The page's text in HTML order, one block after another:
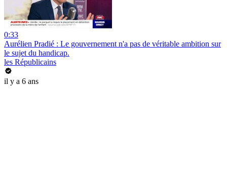
0:33
Aurélien Pradié : Le gouvernement n'a pas de véritable ambition sur
le sujet du handicap.
les Républicains
il y a 6 ans